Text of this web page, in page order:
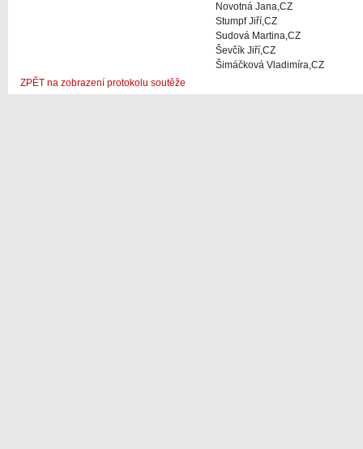
Novotná Jana,CZ
Stumpf Jiří,CZ
Sudová Martina,CZ
Ševčík Jiří,CZ
Šimáčková Vladimíra,CZ
ZPĚT na zobrazení protokolu soutěže